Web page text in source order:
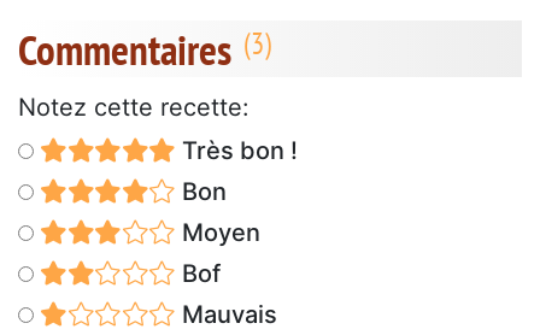
Commentaires
Notez cette recette:
Très bon !
Bon
Moyen
Bof
Mauvais